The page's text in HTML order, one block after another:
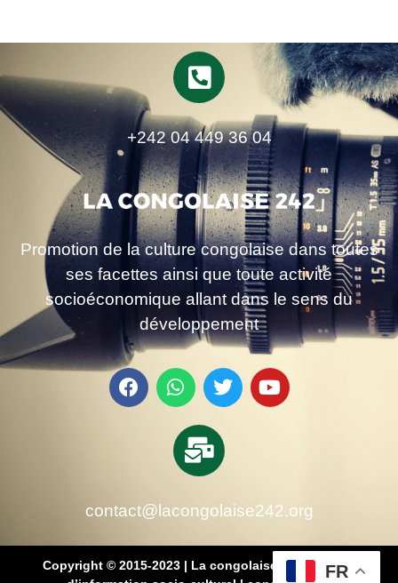
+242 04 449 36 04
Promotion de la culture congolaise dans toutes
ses facettes ainsi que toute activité
socioéconomique allant dans le sens du
développement
contact@lacongolaise242.org
Copyright © 2015-2023 | La congolaise 242 – média
FR